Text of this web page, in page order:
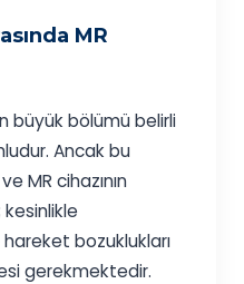
MR
büyük bölümü belirli
Ancak bu
MR cihazının
bozuklukları
gerekmektedir.